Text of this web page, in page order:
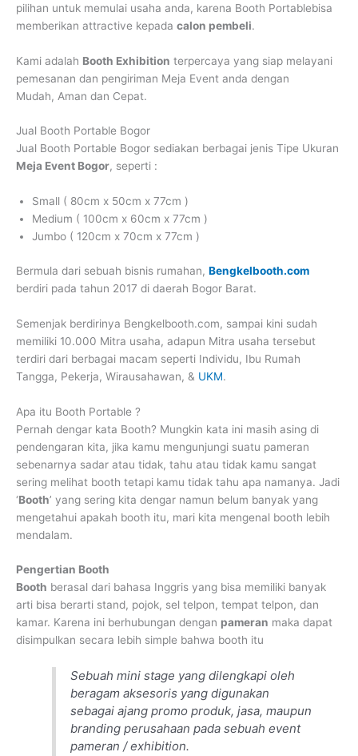
pilihan untuk memulai usaha anda, karena Booth Portablebisa
memberikan attractive kepada calon pembeli.
Kami adalah Booth Exhibition terpercaya yang siap melayani
pemesanan dan pengiriman Meja Event anda dengan
Mudah, Aman dan Cepat.
Jual Booth Portable Bogor
Jual Booth Portable Bogor sediakan berbagai jenis Tipe Ukuran
Meja Event Bogor, seperti :
Small ( 80cm x 50cm x 77cm )
Medium ( 100cm x 60cm x 77cm )
Jumbo ( 120cm x 70cm x 77cm )
Bermula dari sebuah bisnis rumahan, Bengkelbooth.com
berdiri pada tahun 2017 di daerah Bogor Barat.
Semenjak berdirinya Bengkelbooth.com, sampai kini sudah
memiliki 10.000 Mitra usaha, adapun Mitra usaha tersebut
terdiri dari berbagai macam seperti Individu, Ibu Rumah
Tangga, Pekerja, Wirausahawan, & UKM.
Apa itu Booth Portable ?
Pernah dengar kata Booth? Mungkin kata ini masih asing di
pendengaran kita, jika kamu mengunjungi suatu pameran
sebenarnya sadar atau tidak, tahu atau tidak kamu sangat
sering melihat booth tetapi kamu tidak tahu apa namanya. Jadi
‘Booth’ yang sering kita dengar namun belum banyak yang
mengetahui apakah booth itu, mari kita mengenal booth lebih
mendalam.
Pengertian Booth
Booth berasal dari bahasa Inggris yang bisa memiliki banyak
arti bisa berarti stand, pojok, sel telpon, tempat telpon, dan
kamar. Karena ini berhubungan dengan pameran maka dapat
disimpulkan secara lebih simple bahwa booth itu
Sebuah mini stage yang dilengkapi oleh
beragam aksesoris yang digunakan
sebagai ajang promo produk, jasa, maupun
branding perusahaan pada sebuah event
pameran / exhibition.